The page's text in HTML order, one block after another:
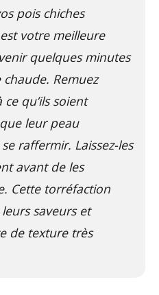
pois chiches
votre meilleure
quelques minutes
Remuez
qu’ils soient
leur peau
raffermir. Laissez-les
avant de les
Cette torréfaction
saveurs et
de texture très